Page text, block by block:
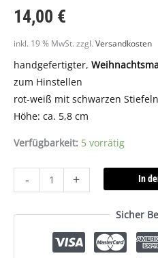
14,00 €
inkl. 19 % MwSt. zzgl. Versandkosten
handgefertigter,
zum Hinstellen
rot-weiß mit schwarzen Stiefeln
Höhe: ca. 5,8 cm
Verfügbarkeit: 5 vorrätig
- + In
Sicher